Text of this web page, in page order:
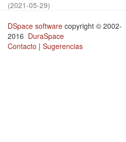
(2021-05-29)
DSpace software copyright © 2002-
2016 DuraSpace
Contacto | Sugerencias